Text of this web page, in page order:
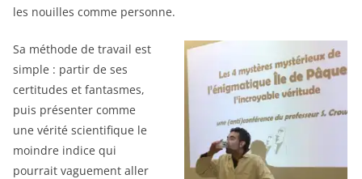
les nouilles comme personne.
Sa méthode de travail est
simple : partir de ses
certitudes et fantasmes,
puis présenter comme
une vérité scientifique le
moindre indice qui
pourrait vaguement aller